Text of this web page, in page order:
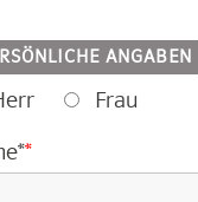
ANGABEN
Frau
*